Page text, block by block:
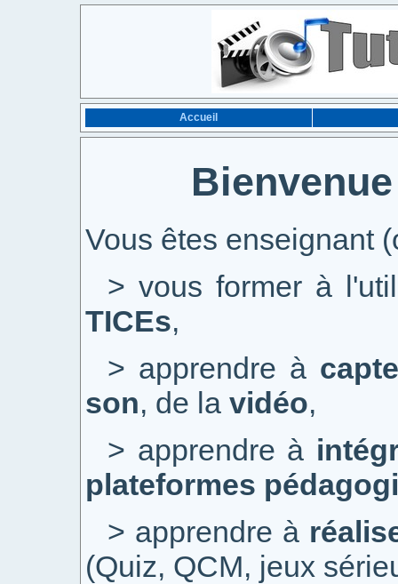
Accueil
Vous êtes enseignant
> vous former à
TICEs,
> apprendre à
son, de la vidéo,
> apprendre à
plateformes
> apprendre à
(Quiz, QCM, jeux